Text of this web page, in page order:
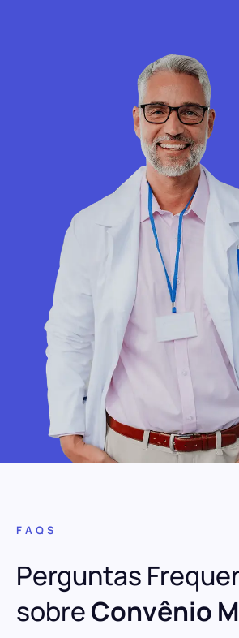
FAQS
Perguntas
sobreConvênio